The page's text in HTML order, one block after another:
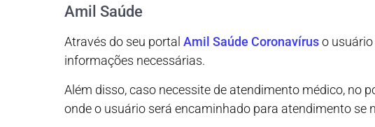
Amil Saúde
Através do seu portal Amil Saúde Coronavíruso
informações necessárias.
Além disso, caso necessite de atendimento médico, no
onde o usuário será encaminhado para atendimento se